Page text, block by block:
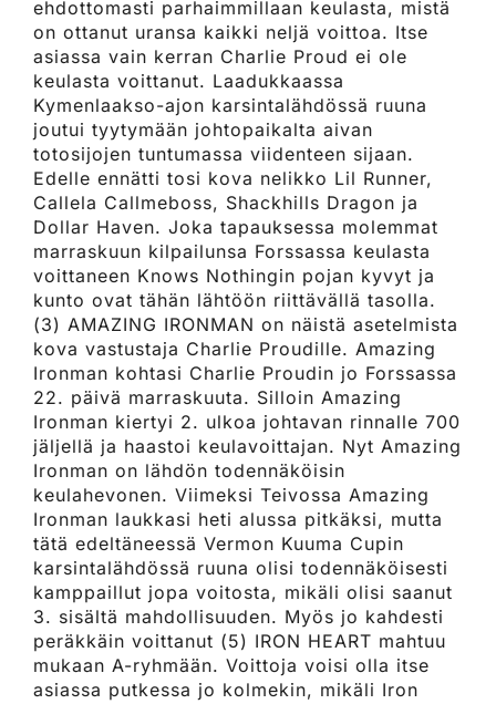
ehdottomasti parhaimmillaan keulasta, mistä
on ottanut uransa kaikki neljä voittoa. Itse
asiassa vain kerran Charlie Proud ei ole
keulasta voittanut. Laadukkaassa
Kymenlaakso-ajon karsintalähdössä ruuna
joutui tyytymään johtopaikalta aivan
totosijojen tuntumassa viidenteen sijaan.
Edelle ennätti tosi kova nelikko Lil Runner,
Callela Callmeboss, Shackhills Dragon ja
Dollar Haven. Joka tapauksessa molemmat
marraskuun kilpailunsa Forssassa keulasta
voittaneen Knows Nothingin pojan kyvyt ja
kunto ovat tähän lähtöön riittävällä tasolla.
(3) AMAZING IRONMAN on näistä asetelmista
kova vastustaja Charlie Proudille. Amazing
Ironman kohtasi Charlie Proudin jo Forssassa
22. päivä marraskuuta. Silloin Amazing
Ironman kiertyi 2. ulkoa johtavan rinnalle 700
jäljellä ja haastoi keulavoittajan. Nyt Amazing
Ironman on lähdön todennäköisin
keulahevonen. Viimeksi Teivossa Amazing
Ironman laukkasi heti alussa pitkäksi, mutta
tätä edeltäneessä Vermon Kuuma Cupin
karsintalähdössä ruuna olisi todennäköisesti
kamppaillut jopa voitosta, mikäli olisi saanut
3. sisältä mahdollisuuden. Myös jo kahdesti
peräkkäin voittanut (5) IRON HEART mahtuu
mukaan A-ryhmään. Voittoja voisi olla itse
asiassa putkessa jo kolmekin, mikäli Iron